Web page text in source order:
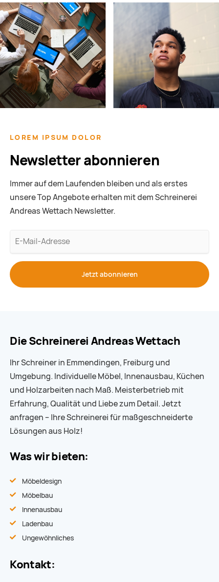
LOREM IPSUM DOLOR
Newsletter abonnieren
Immer auf dem Laufenden bleiben und als erstes
unsere Top Angebote erhalten mit dem Schreinerei
Andreas Wettach Newsletter.
E-
Adresse
Jetzt abonnieren
Die Schreinerei Andreas Wettach
Ihr Schreiner in Emmendingen, Freiburg und
Umgebung. Individuelle Möbel, Innenausbau, Küchen
und Holzarbeiten nach Maß. Meisterbetrieb mit
Erfahrung, Qualität und Liebe zum Detail. Jetzt
anfragen – Ihre Schreinerei für maßgeschneiderte
Lösungen aus Holz!
Was wir bieten:
Möbeldesign
Möbelbau
Innenausbau
Ladenbau
Ungewöhnliches
Kontakt: